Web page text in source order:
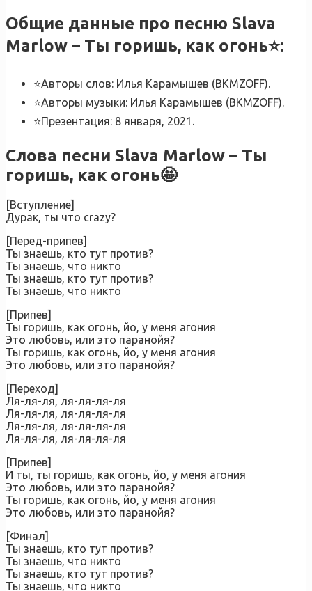
Общие данные про песню Slava
Marlow – Ты горишь, как огонь⭐:
⭐Авторы слов: Илья Карамышев (BKMZOFF).
⭐Авторы музыки: Илья Карамышев (BKMZOFF).
⭐Презентация: 8 января, 2021.
Слова песни Slava Marlow – Ты
горишь, как огонь🤩
[Вступление]
Дурак, ты что crazy?
[Перед-припев]
Ты знаешь, кто тут против?
Ты знаешь, что никто
Ты знаешь, кто тут против?
Ты знаешь, что никто
[Припев]
Ты горишь, как огонь, йо, у меня агония
Это любовь, или это паранойя?
Ты горишь, как огонь, йо, у меня агония
Это любовь, или это паранойя?
[Переход]
Ля-ля-ля, ля-ля-ля-ля
Ля-ля-ля, ля-ля-ля-ля
Ля-ля-ля, ля-ля-ля-ля
Ля-ля-ля, ля-ля-ля-ля
[Припев]
И ты, ты горишь, как огонь, йо, у меня агония
Это любовь, или это паранойя?
Ты горишь, как огонь, йо, у меня агония
Это любовь, или это паранойя?
[Финал]
Ты знаешь, кто тут против?
Ты знаешь, что никто
Ты знаешь, кто тут против?
Ты знаешь, что никто